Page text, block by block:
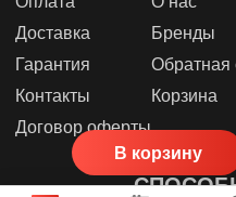
В корзину
Доставка
Гарантия
Контакты
Договор оферты
Бренды
Обратная
Корзина